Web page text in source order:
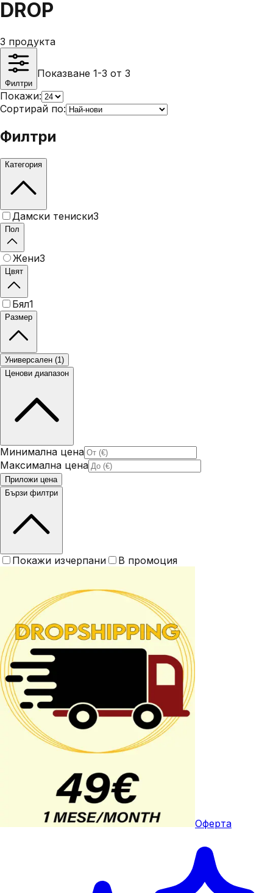
DROP
3 продукта
Филтри
Показване 1-3 от 3
Покажи:
Сортирай по:
Филтри
Категория
Дамски тениски3
Пол
Жени3
Цвят
Бял1
Размер
Универсален (1)
Ценови диапазон
Минимална цена
Максимална цена
Приложи цена
Бързи филтри
Покажи изчерпани В промоция
Оферта